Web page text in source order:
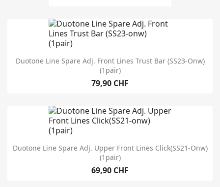
Duotone Line Spare Adj. Front Lines Trust Bar (SS23-Onw)
(1pair)
79,90 CHF
Duotone Line Spare Adj. Upper Front Lines Click(SS21-Onw)
(1pair)
69,90 CHF